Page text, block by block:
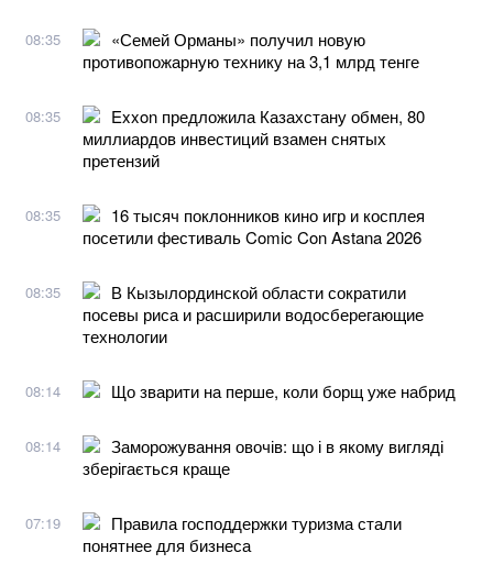
08:35
«Семей Орманы» получил новую
противопожарную технику на 3,1 млрд тенге
08:35
Exxon предложила Казахстану обмен, 80
миллиардов инвестиций взамен снятых
претензий
08:35
16 тысяч поклонников кино игр и косплея
посетили фестиваль Comic Con Astana 2026
08:35
В Кызылординской области сократили
посевы риса и расширили водосберегающие
технологии
08:14 Що зварити на перше, коли борщ уже набрид
08:14
Заморожування овочів: що і в якому вигляді
зберігається краще
07:19
Правила господдержки туризма стали
понятнее для бизнеса